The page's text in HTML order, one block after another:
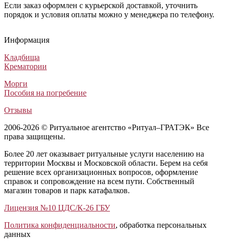
Если заказ оформлен с курьерской доставкой, уточнить
порядок и условия оплаты можно у менеджера по телефону.
Информация
Кладбища
Крематории
Морги
Пособия на погребение
Отзывы
2006-2026 © Ритуальное агентство «Ритуал–ГРАТЭК» Все
права защищены.
Более 20 лет оказывает ритуальные услуги населению на
территории Москвы и Московской области. Берем на себя
решение всех организационных вопросов, оформление
справок и сопровождение на всем пути. Собственный
магазин товаров и парк катафалков.
Лицензия №10 ЦДС/К-26 ГБУ
Политика конфиденциальности, обработка персональных
данных